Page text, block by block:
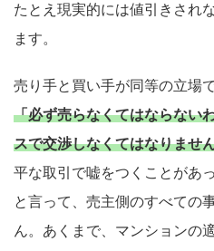
たとえ現実的には値引きされ
ます。
売り手と買い手が同等の立場
「必ず売らなくてはならない
スで交渉しなくてはなりませ
平な取引で嘘をつくことがあ
と言って、売主側のすべての
ん。あくまで、マンションの